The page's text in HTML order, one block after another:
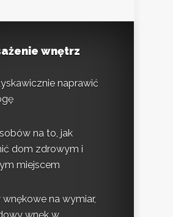
wnętrz
naprawić
na to, jak
dom zdrowym i
miejscem
na wymiar,
wnęk w